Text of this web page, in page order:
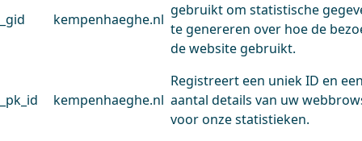
_gid kempenhaeghe.nl
gebruikt om statistische
te genereren over hoe de
de website gebruikt.
_pk_id kempenhaeghe.nl
Registreert een uniek ID en
aantal details van uw
voor onze statistieken.